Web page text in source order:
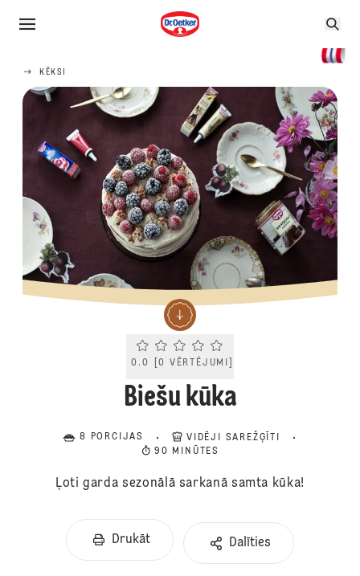
KĒKSI
Current rating 0.0. Click to rate.
0.0 [0 VĒRTĒJUMI
Biešu kūka
8 PORCIJAS
VIDĒJI SAREŽĢĪTI
90 MINŪTES
Ļoti garda sezonālā sarkanā samta kūka!
Drukāt Dalīties